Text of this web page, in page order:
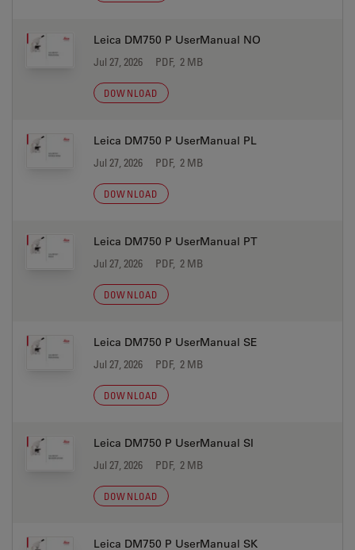
Leica DM750 P UserManual NO
Jul 27, 2026 PDF, 2 MB
DOWNLOAD
Leica DM750 P UserManual PL
Jul 27, 2026 PDF, 2 MB
DOWNLOAD
Leica DM750 P UserManual PT
Jul 27, 2026 PDF, 2 MB
DOWNLOAD
Leica DM750 P UserManual SE
Jul 27, 2026 PDF, 2 MB
DOWNLOAD
Leica DM750 P UserManual SI
Jul 27, 2026 PDF, 2 MB
DOWNLOAD
Leica DM750 P UserManual SK